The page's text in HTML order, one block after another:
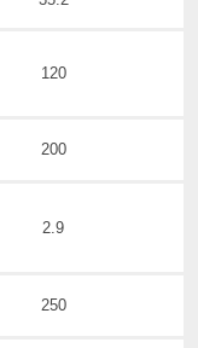
120
200
2.9
250